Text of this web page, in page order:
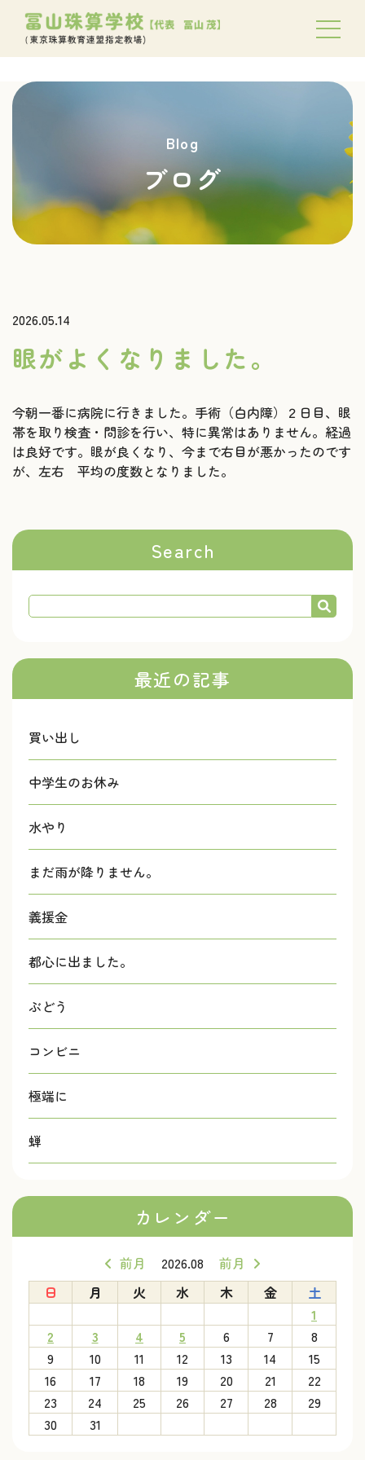
Blog
ブログ
2026.05.14
眼がよくなりました。
今朝一番に病院に行きました。手術（白内障）２日目、眼
帯を取り検査・問診を行い、特に異常はありません。経過
は良好です。眼が良くなり、今まで右目が悪かったのです
が、左右 平均の度数となりました。
Search
最近の記事
買い出し
中学生のお休み
水やり
まだ雨が降りません。
義援金
都心に出ました。
ぶどう
コンビニ
極端に
蝉
カレンダー
前月 2026.08
前月
日
月 火 水 木 金
土
1
2
3 4 5 6 7
8
9
10 11 12 13 14
15
16
17 18 19 20 21
22
23
24 25 26 27 28
29
30
31